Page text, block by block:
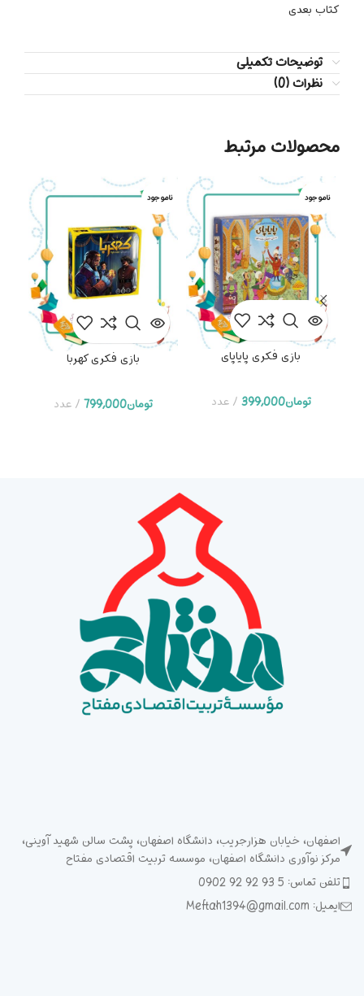
کتاب بعدی
توضیحات تکمیلی
نظرات (0)
محصولات مرتبط
ناموجود
بازی فکری پایاپای
تومان399,000 عدد
ناموجود
بازی فکری کهربا
تومان799,000 عدد
اصفهان، خیابان هزارجریب، دانشگاه اصفهان، پشت سالن شهید آوینی،
مرکز نوآوری دانشگاه اصفهان، موسسه تربیت اقتصادی مفتاح
تلفن تماس: 5 93 92 92 0902
ایمیل: Meftah1394@gmail.com